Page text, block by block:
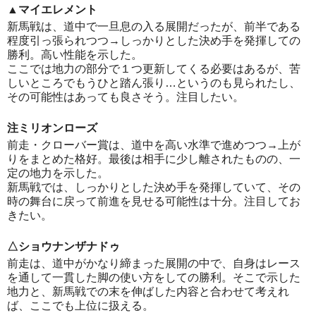
▲マイエレメント
新馬戦は、道中で一旦息の入る展開だったが、前半である
程度引っ張られつつ→しっかりとした決め手を発揮しての
勝利。高い性能を示した。
ここでは地力の部分で１つ更新してくる必要はあるが、苦
しいところでもうひと踏ん張り…というのも見られたし、
その可能性はあっても良さそう。注目したい。
注ミリオンローズ
前走・クローバー賞は、道中を高い水準で進めつつ→上が
りをまとめた格好。最後は相手に少し離されたものの、一
定の地力を示した。
新馬戦では、しっかりとした決め手を発揮していて、その
時の舞台に戻って前進を見せる可能性は十分。注目してお
きたい。
△ショウナンザナドゥ
前走は、道中がかなり締まった展開の中で、自身はレース
を通して一貫した脚の使い方をしての勝利。そこで示した
地力と、新馬戦での末を伸ばした内容と合わせて考えれ
ば、ここでも上位に扱える。